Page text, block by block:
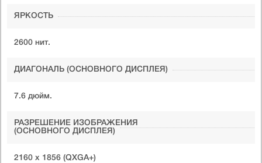
ЯРКОСТЬ
2600 нит.
ДИАГОНАЛЬ (ОСНОВНОГО ДИСПЛЕЯ)
7.6 дюйм.
РАЗРЕШЕНИЕ ИЗОБРАЖЕНИЯ
(ОСНОВНОГО ДИСПЛЕЯ)
2160 x 1856 (QXGA+)